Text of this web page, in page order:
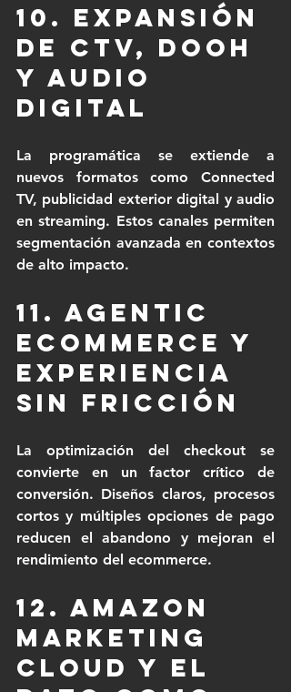
10. Expansión
de CTV, DOOH
y audio
digital
La programática se extiende a
nuevos formatos como Connected
TV, publicidad exterior digital y audio
en streaming. Estos canales permiten
segmentación avanzada en contextos
de alto impacto.
11. Agentic
Ecommerce y
experiencia
sin fricción
La optimización del checkout se
convierte en un factor crítico de
conversión. Diseños claros, procesos
cortos y múltiples opciones de pago
reducen el abandono y mejoran el
rendimiento del ecommerce.
12. Amazon
Marketing
Cloud y el